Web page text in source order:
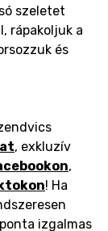
szeletet
rápakoljuk a
és
, exkluzív
,
! Ha
izgalmas